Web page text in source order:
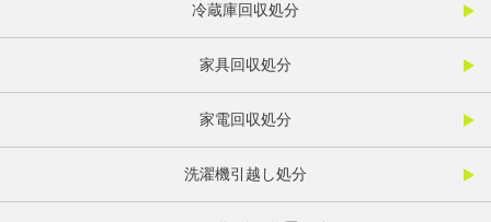
冷蔵庫回収処分
家具回収処分
家電回収処分
洗濯機引越し処分